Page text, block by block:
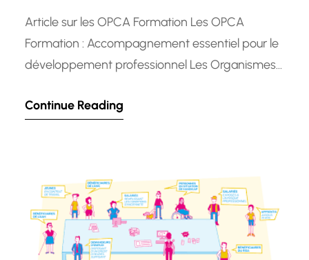
Article sur les OPCA Formation Les OPCA
Formation : Accompagnement essentiel pour le
développement professionnel Les Organismes
rôle crucial dans le domaine de la formation
salariés et aux entreprises…
Continue Reading